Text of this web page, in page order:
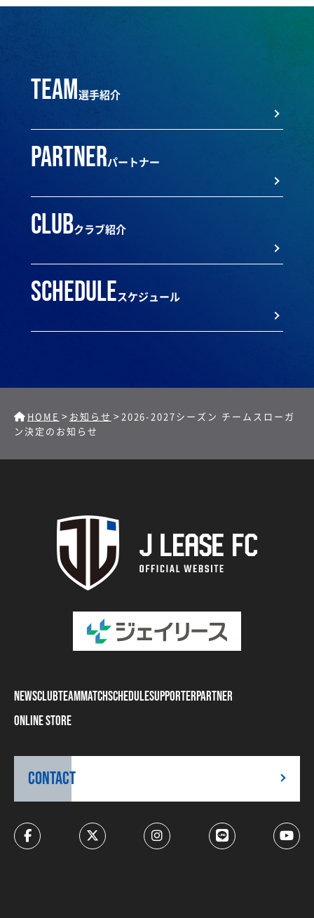
team選手紹介
partnerパートナー
clubクラブ紹介
scheduleスケジュール
HOME > お知らせ >2026-2027シーズン チームスローガ
ン決定のお知らせ
NEWSCLUBTEAMMATCHSCHEDULESUPPORTERPARTNER
ONLINE STORE
CONTACT